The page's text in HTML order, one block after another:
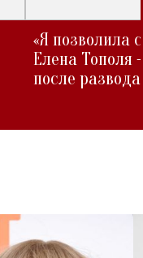
«Я позволила
Елена Тополя
после развода